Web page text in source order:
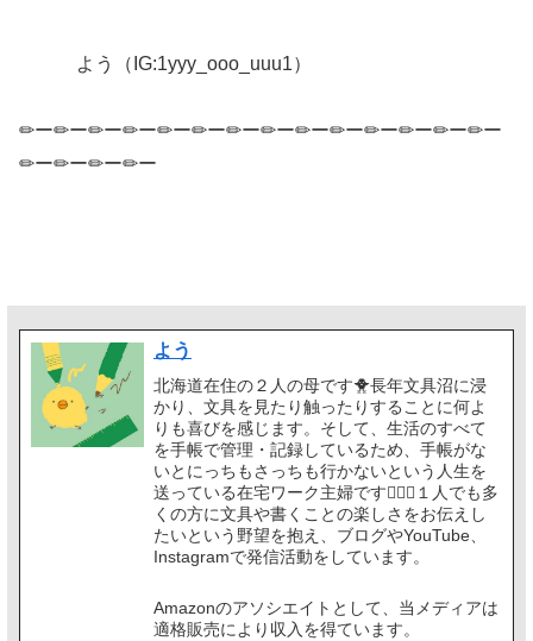
よう（IG:1yyy_ooo_uuu1）
✏ー✏ー✏ー✏ー✏ー✏ー✏ー✏ー✏ー✏ー✏ー✏ー✏ー✏ー
✏ー✏ー✏ー✏ー
よう
北海道在住の２人の母です🐥長年文具沼に浸
かり、文具を見たり触ったりすることに何よ
りも喜びを感じます。そして、生活のすべて
を手帳で管理・記録しているため、手帳がな
いとにっちもさっちも行かないという人生を
送っている在宅ワーク主婦です🙋🏻‍♀️１人でも多
くの方に文具や書くことの楽しさをお伝えし
たいという野望を抱え、ブログやYouTube、
Instagramで発信活動をしています。
Amazonのアソシエイトとして、当メディアは
適格販売により収入を得ています。